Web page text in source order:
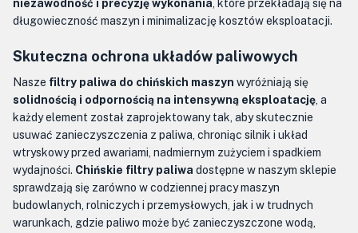
niezawodność i precyzję wykonania , które przekładają się na
długowieczność maszyn i minimalizację kosztów eksploatacji.
Skuteczna ochrona układów paliwowych
Nasze filtry paliwa do chińskich maszyn wyróżniają się
solidnością i odpornością na intensywną eksploatację , a
każdy element został zaprojektowany tak, aby skutecznie
usuwać zanieczyszczenia z paliwa, chroniąc silnik i układ
wtryskowy przed awariami, nadmiernym zużyciem i spadkiem
wydajności. Chińskie filtry paliwa dostępne w naszym sklepie
sprawdzają się zarówno w codziennej pracy maszyn
budowlanych, rolniczych i przemysłowych, jak i w trudnych
warunkach, gdzie paliwo może być zanieczyszczone wodą,